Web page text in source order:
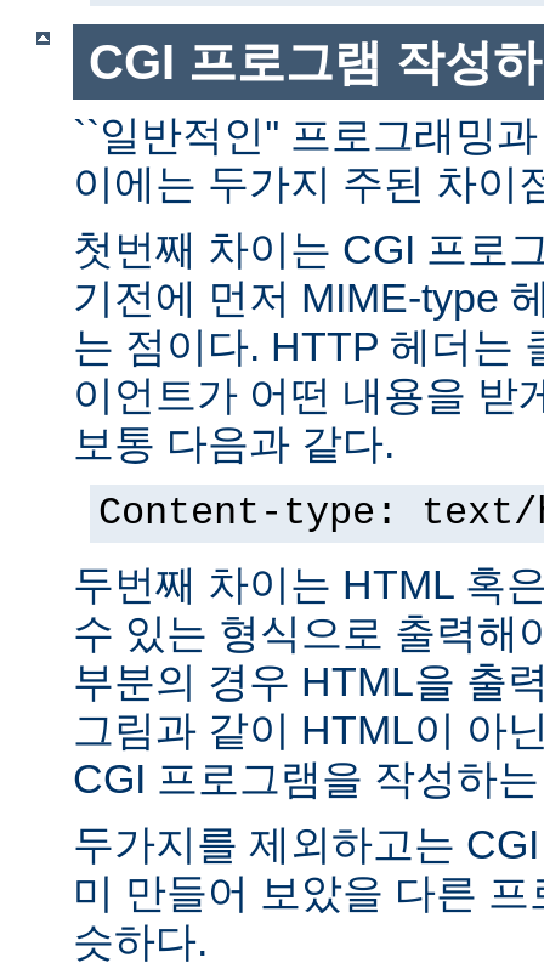
CGI 프로그램 작성
``일반적인'' 프로그래밍
이에는 두가지 주된 차이
첫번째 차이는 CGI 프로
기전에 먼저 MIME-type
는 점이다. HTTP 헤더는
이언트가 어떤 내용을 받
보통 다음과 같다.
Content-type: text/
두번째 차이는 HTML 혹
수 있는 형식으로 출력해
부분의 경우 HTML을 출
그림과 같이 HTML이 아
CGI 프로그램을 작성하
두가지를 제외하고는
미 만들어 보았을 다른
슷하다.